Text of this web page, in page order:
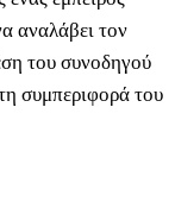
αναλάβει τον
του συνοδηγού
συμπεριφορά του